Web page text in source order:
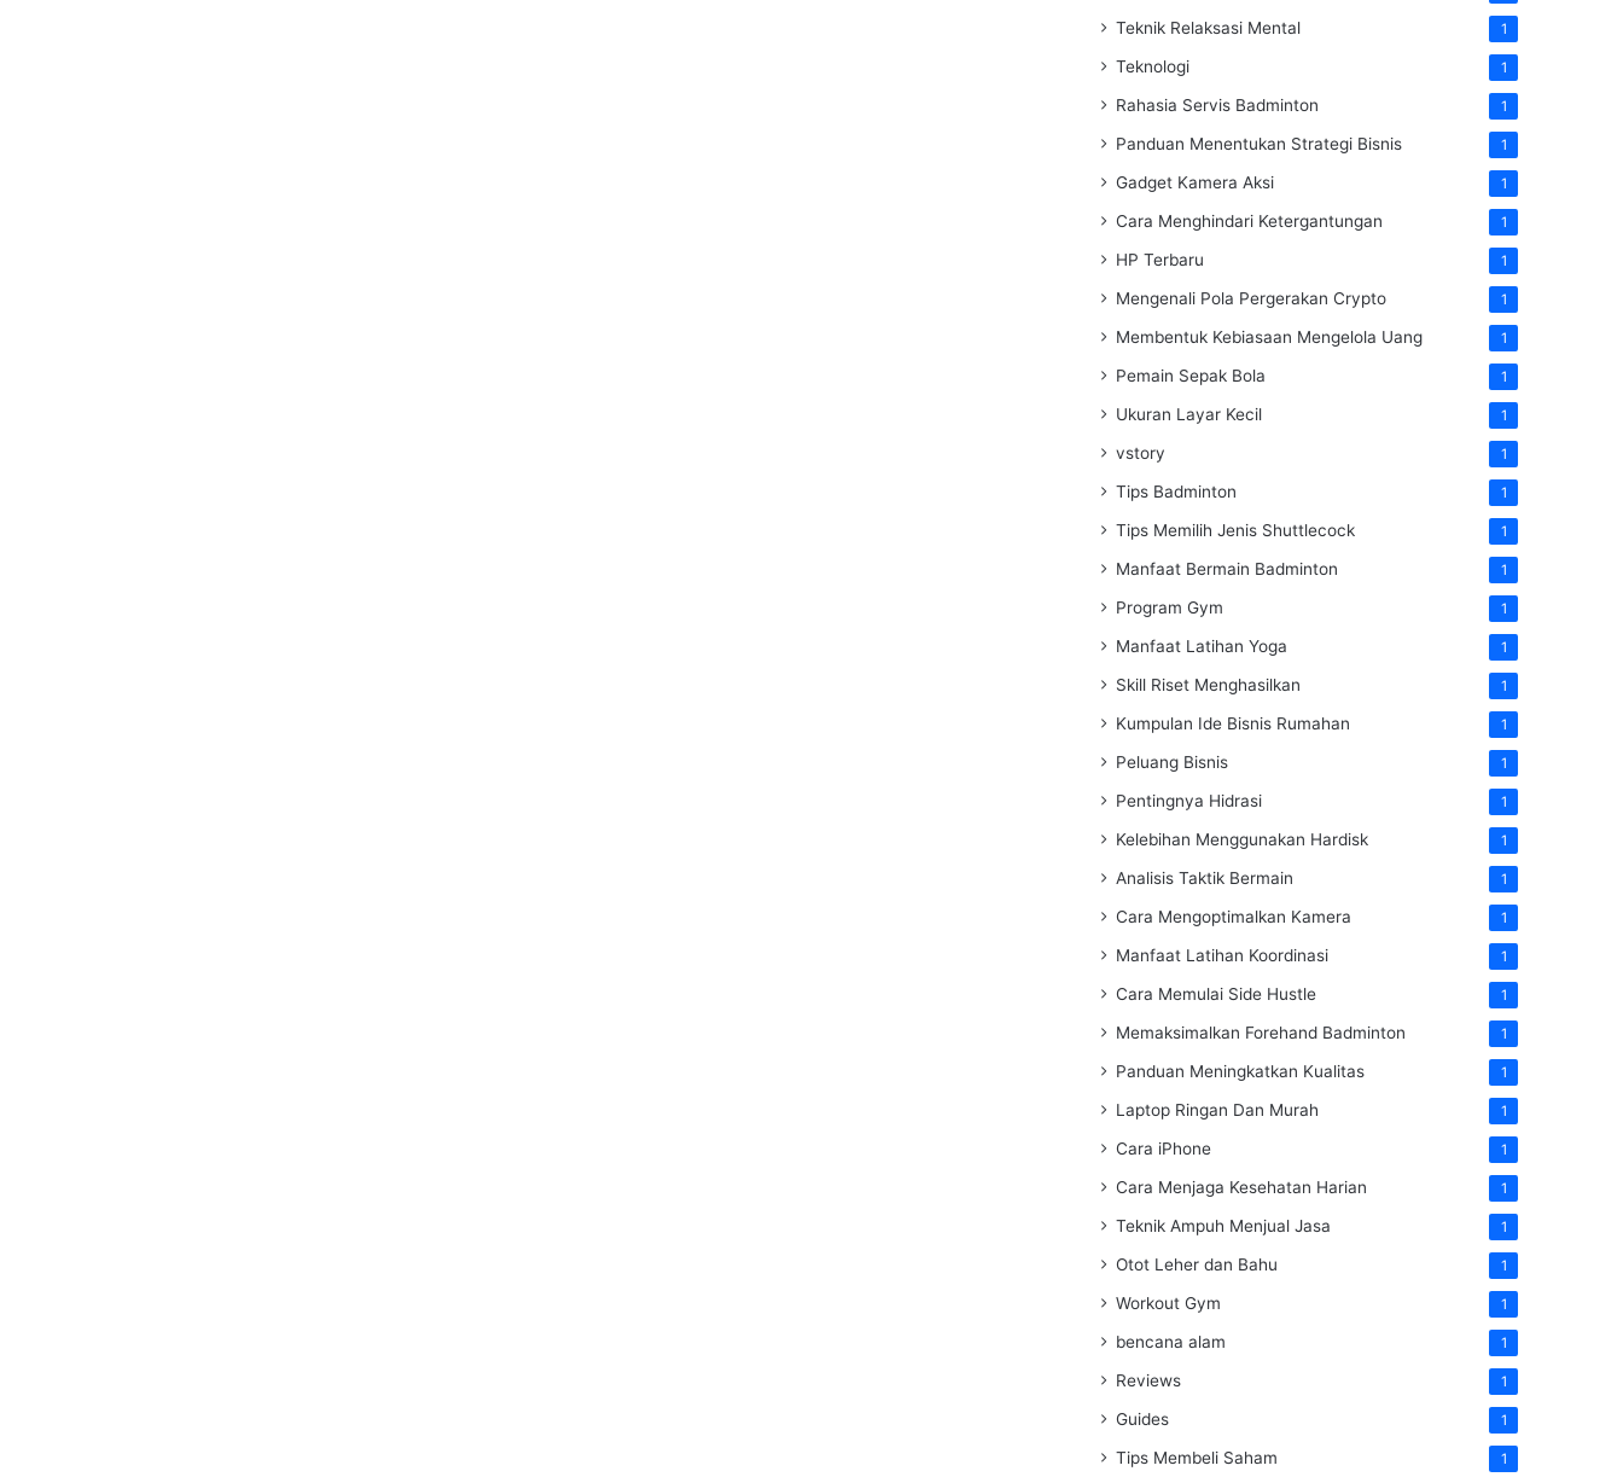
Teknik Relaksasi Mental 1
Teknologi 1
Rahasia Servis Badminton 1
Panduan Menentukan Strategi Bisnis 1
Gadget Kamera Aksi 1
Cara Menghindari Ketergantungan 1
HP Terbaru 1
Mengenali Pola Pergerakan Crypto 1
Membentuk Kebiasaan Mengelola Uang 1
Pemain Sepak Bola 1
Ukuran Layar Kecil 1
vstory 1
Tips Badminton 1
Tips Memilih Jenis Shuttlecock 1
Manfaat Bermain Badminton 1
Program Gym 1
Manfaat Latihan Yoga 1
Skill Riset Menghasilkan 1
Kumpulan Ide Bisnis Rumahan 1
Peluang Bisnis 1
Pentingnya Hidrasi 1
Kelebihan Menggunakan Hardisk 1
Analisis Taktik Bermain 1
Cara Mengoptimalkan Kamera 1
Manfaat Latihan Koordinasi 1
Cara Memulai Side Hustle 1
Memaksimalkan Forehand Badminton 1
Panduan Meningkatkan Kualitas 1
Laptop Ringan Dan Murah 1
Cara iPhone 1
Cara Menjaga Kesehatan Harian 1
Teknik Ampuh Menjual Jasa 1
Otot Leher dan Bahu 1
Workout Gym 1
bencana alam 1
Reviews 1
Guides 1
Tips Membeli Saham 1